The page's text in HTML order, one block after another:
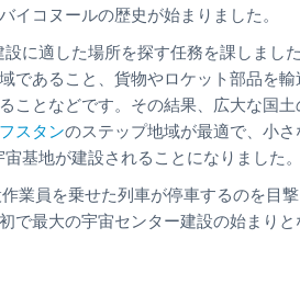
コヌールの歴史が始まりました。
に適した場所を探す任務を課しまし
であること、貨物やロケット部品を
ことなどです。その結果、広大な国
スタンのステップ地域が最適で、小
基地が建設されることになりました。
業員を乗せた列車が停車するのを目
で最大の宇宙センター建設の始まり と